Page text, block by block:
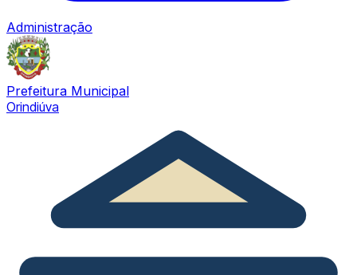
Administração
Prefeitura Municipal
Orindiúva